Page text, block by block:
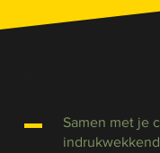
Samen met je